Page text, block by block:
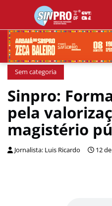
Sem categoria
Sinpro:
pela
magistério
Jornalista: Luis Ricardo 12